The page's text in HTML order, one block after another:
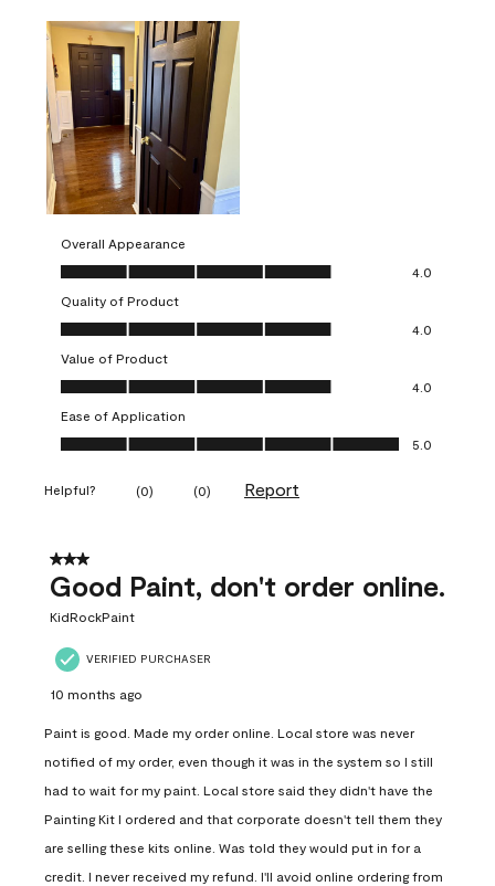
Overall Appearance
Overall Appearance, 4.0 out of 5
4.0
Quality of Product
Quality of Product, 4.0 out of 5
4.0
Value of Product
Value of Product, 4.0 out of 5
4.0
Ease of Application
Ease of Application, 5.0 out of 5
5.0
Helpful? (0) (0) Report
3 out of 5 stars.
Good Paint, don't order online.
KidRockPaint
VERIFIED PURCHASER
10 months ago
Paint is good. Made my order online. Local store was never
notified of my order, even though it was in the system so I still
had to wait for my paint. Local store said they didn't have the
Painting Kit I ordered and that corporate doesn't tell them they
are selling these kits online. Was told they would put in for a
credit. I never received my refund. I'll avoid online ordering from